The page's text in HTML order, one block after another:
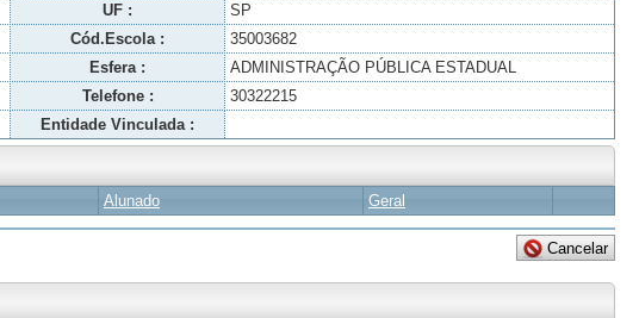
UF :
SP
Cód.Escola :
35003682
Esfera :
ADMINISTRAÇÃO PÚBLICA ESTADUAL
Telefone :
30322215
Entidade Vinculada :
Alunado Geral